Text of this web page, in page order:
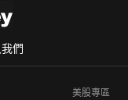
們
美股專區